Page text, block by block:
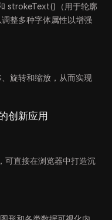
strokeText()（用于轮廓
整多种字体属性以增强
旋转和缩放，从而实现
创新应用
可直接在浏览器中打造沉